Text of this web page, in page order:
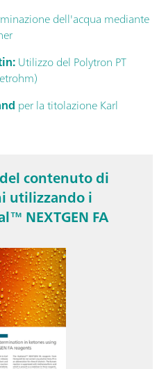
dell'acqua mediante
Utilizzo del Polytron PT
per la titolazione Karl
contenuto di
utilizzando i
NEXTGEN FA